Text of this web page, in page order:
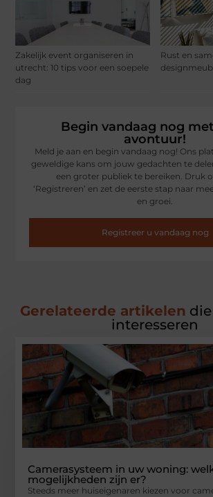
Zakelijk event organiseren in
utrecht: 10 tips voor een soepele
dag
Rust en
Begin vandaag nog
avontuur!
Meld je aan en begin vandaag nog! Ons
geweldige kans om jouw gedachten te
een groter publiek te bereiken. Druk
‘Registreren’ en zet de eerste stap naar
en groei.
Registreer u vandaag nog
Gerelateerde artikelen
interesseren
Camerasysteem in uw woning:
mogelijkheden zijn er?
Steeds meer huiseigenaren kiezen voor